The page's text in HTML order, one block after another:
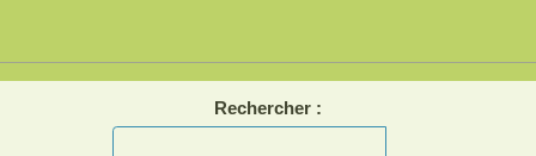
Rechercher :